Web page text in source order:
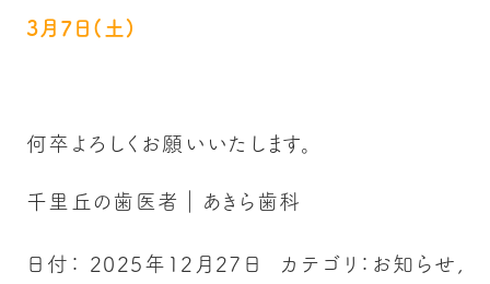
3月7日(土)
何卒よろしくお願いいたします。
千里丘の歯医者｜あきら歯科
日付： 2025年12月27日 カテゴリ： お知らせ